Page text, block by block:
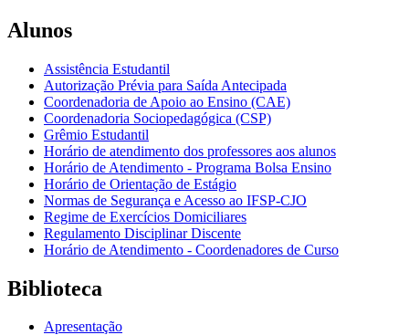
Alunos
Assistência Estudantil
Autorização Prévia para Saída Antecipada
Coordenadoria de Apoio ao Ensino (CAE)
Coordenadoria Sociopedagógica (CSP)
Grêmio Estudantil
Horário de atendimento dos professores aos alunos
Horário de Atendimento - Programa Bolsa Ensino
Horário de Orientação de Estágio
Normas de Segurança e Acesso ao IFSP-CJO
Regime de Exercícios Domiciliares
Regulamento Disciplinar Discente
Horário de Atendimento - Coordenadores de Curso
Biblioteca
Apresentação